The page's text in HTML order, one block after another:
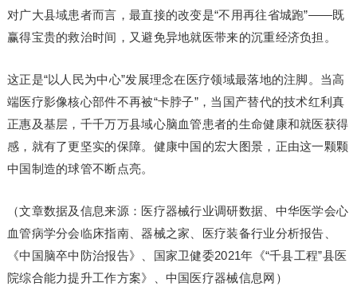
对广大县域患者而言，最直接的改变是“不用再往省城跑”——既
赢得宝贵的救治时间，又避免异地就医带来的沉重经济负担。
这正是“以人民为中心”发展理念在医疗领域最落地的注脚。当高
端医疗影像核心部件不再被“卡脖子”，当国产替代的技术红利真
正惠及基层，千千万万县域心脑血管患者的生命健康和就医获得
感，就有了更坚实的保障。健康中国的宏大图景，正由这一颗颗
中国制造的球管不断点亮。
（文章数据及信息来源：医疗器械行业调研数据、中华医学会心
血管病学分会临床指南、器械之家、医疗装备行业分析报告、
《中国脑卒中防治报告》、国家卫健委2021年《“千县工程”县医
院综合能力提升工作方案》、中国医疗器械信息网）